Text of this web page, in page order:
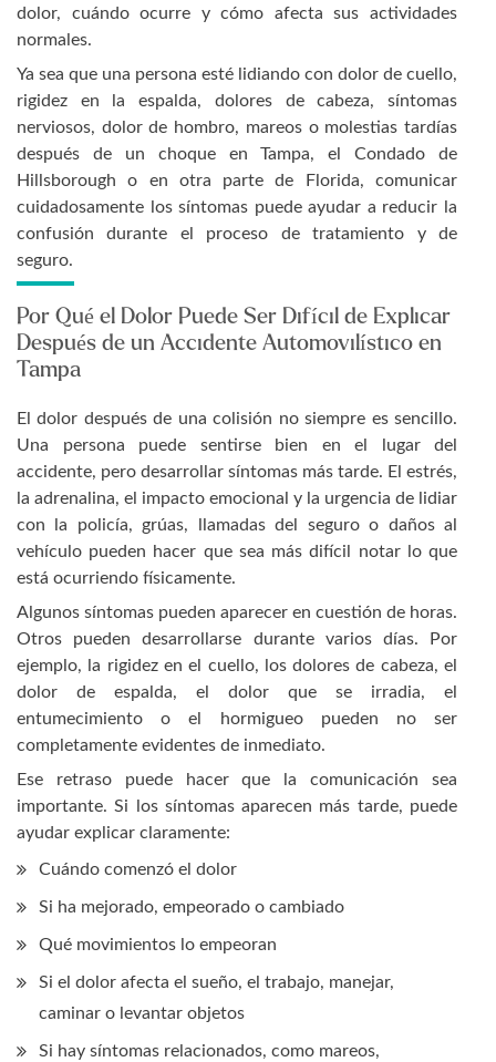
dolor, cuándo ocurre y cómo afecta sus actividades
normales.
Ya sea que una persona esté lidiando con dolor de cuello,
rigidez en la espalda, dolores de cabeza, síntomas
nerviosos, dolor de hombro, mareos o molestias tardías
después de un choque en Tampa, el Condado de
Hillsborough o en otra parte de Florida, comunicar
cuidadosamente los síntomas puede ayudar a reducir la
confusión durante el proceso de tratamiento y de
seguro.
Por Qué el Dolor Puede Ser Difícil de Explicar
Después de un Accidente Automovilístico en
Tampa
El dolor después de una colisión no siempre es sencillo.
Una persona puede sentirse bien en el lugar del
accidente, pero desarrollar síntomas más tarde. El estrés,
la adrenalina, el impacto emocional y la urgencia de lidiar
con la policía, grúas, llamadas del seguro o daños al
vehículo pueden hacer que sea más difícil notar lo que
está ocurriendo físicamente.
Algunos síntomas pueden aparecer en cuestión de horas.
Otros pueden desarrollarse durante varios días. Por
ejemplo, la rigidez en el cuello, los dolores de cabeza, el
dolor de espalda, el dolor que se irradia, el
entumecimiento o el hormigueo pueden no ser
completamente evidentes de inmediato.
Ese retraso puede hacer que la comunicación sea
importante. Si los síntomas aparecen más tarde, puede
ayudar explicar claramente:
Cuándo comenzó el dolor
Si ha mejorado, empeorado o cambiado
Qué movimientos lo empeoran
Si el dolor afecta el sueño, el trabajo, manejar,
caminar o levantar objetos
Si hay síntomas relacionados, como mareos,